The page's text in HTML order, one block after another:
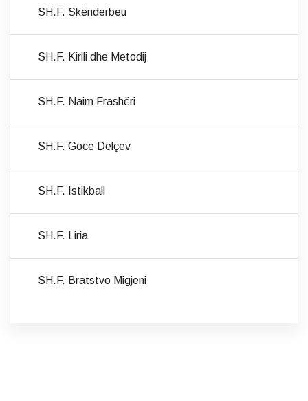
SH.F. Skënderbeu
SH.F. Kirili dhe Metodij
SH.F. Naim Frashëri
SH.F. Goce Delçev
SH.F. Istikball
SH.F. Liria
SH.F. Bratstvo Migjeni